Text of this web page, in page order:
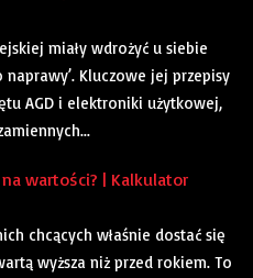
miały wdrożyć u siebie
Kluczowe jej przepisy
AGD i elektroniki użytkowej,
wartości? | Kalkulator
chcących właśnie dostać się
wyższa niż przed rokiem. To